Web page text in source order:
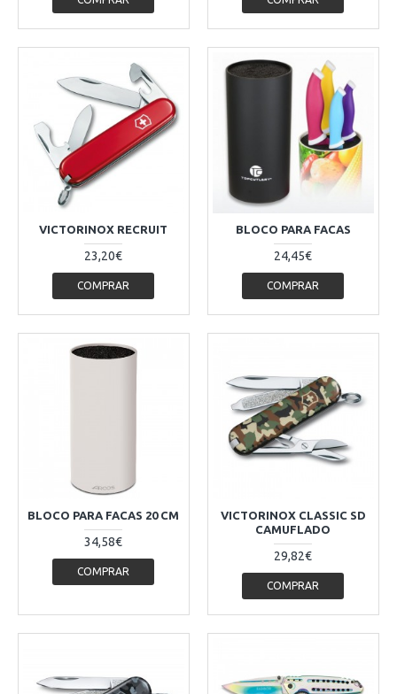
VICTORINOX RECRUIT
23,20€
COMPRAR
BLOCO PARA FACAS
24,45€
COMPRAR
BLOCO PARA FACAS 20 CM
34,58€
COMPRAR
VICTORINOX CLASSIC SD
CAMUFLADO
29,82€
COMPRAR